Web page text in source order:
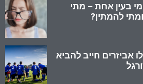
בעין אחת – מתי
להמתין?
אביזרים חייב להביא